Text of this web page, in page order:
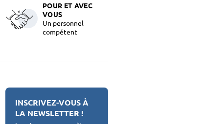
POUR ET AVEC
VOUS
Un personnel
compétent
INSCRIVEZ-VOUS À
LA NEWSLETTER !